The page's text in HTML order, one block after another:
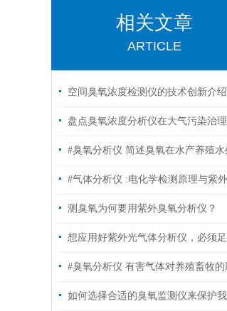
相关文章
ARTICLE
空间臭氧浓度检测仪的技术创新介绍
测臭氧为何要用紫外臭氧分析仪？